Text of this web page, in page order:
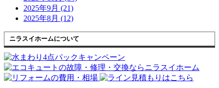
2025年9月 (21)
2025年8月 (12)
ニラスイホームについて